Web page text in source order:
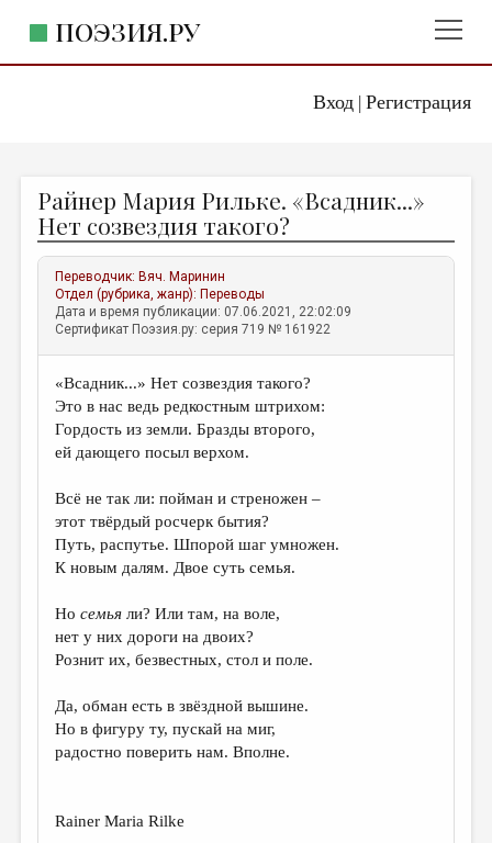
Вход| Регистрация
ПОЭЗИЯ.РУ
ЖАНРЫ
АВТОРЫ
КОММЕНТАРИИ
ЛИТСАЛОН
ПРАВИЛА САЙТА
ОТДЕЛЫ И РУБРИКИ
ДАЙДЖЕСТ
ПРОИЗВЕДЕНИЯ
КОНКУРСЫ
КНИЖНАЯ ПОЛКА
ОБЗОР ЛИТЕРАТУРЫ
ОБЪЯВЛЕНИЯ
Райнер Мария Рильке. «Всадник...»
Нет созвездия такого?
Переводчик: Вяч. Маринин
Отдел (рубрика, жанр): Переводы
Дата и время публикации: 07.06.2021, 22:02:09
Сертификат Поэзия.ру: серия 719 № 161922
«Всадник...» Нет созвездия такого?
Это в нас ведь редкостным штрихом:
Гордость из земли. Бразды второго,
ей дающего посыл верхом.
Всё не так ли: пойман и стреножен –
этот твёрдый росчерк бытия?
Путь, распутье. Шпорой шаг умножен.
К новым далям. Двое суть семья.
Носемья ли? Или там, на воле,
нет у них дороги на двоих?
Рознит их, безвестных, стол и поле.
Да, обман есть в звёздной вышине.
Но в фигуру ту, пускай на миг,
радостно поверить нам. Вполне.
Rainer Maria Rilke